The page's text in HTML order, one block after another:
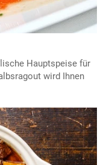
Hauptspeise für
wird Ihnen